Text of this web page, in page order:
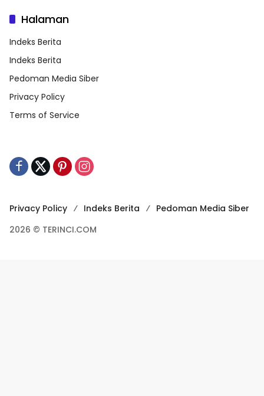
Halaman
Indeks Berita
Indeks Berita
Pedoman Media Siber
Privacy Policy
Terms of Service
Privacy Policy Indeks Berita
Pedoman Media Siber
2026 © TERINCI.COM